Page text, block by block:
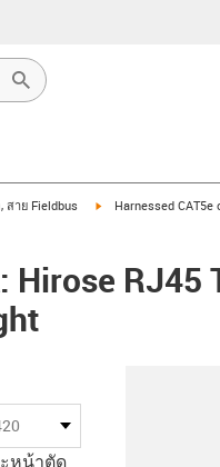
สาย Fieldbus igus-icon-arrow-right
Harnessed CAT5e
Hirose RJ45
หน้าตัด